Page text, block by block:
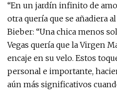
“En un jardín infinito de
otra quería que se añadiera
Bieber: “Una chica menos
Vegas quería que la Virgen
encaje en su velo. Estos
personal e importante,
aún más significativos